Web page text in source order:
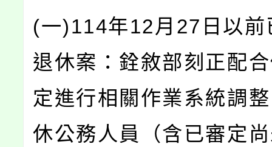
(一)114年12月27日以前
退休案：銓敘部刻正配
定進行相關作業系統調
休公務人員（含已審定